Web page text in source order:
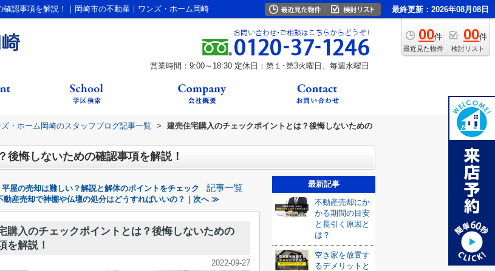
認事項を解説！｜岡崎市の不動産｜ワンズ・ホーム岡崎 最終更新：2026年08月08日
00件
最近見た物件
00件
検討リスト
営業時間：9:00～18:30 定休日：第１･第3火曜日、毎週水曜日
・ホーム岡崎のスタッフブログ記事一覧 >
建売住宅購入のチェックポイントとは？後悔しないための
悔しないための確認事項を解説！
屋の売却は難しい？解説と解体のポイントをチェック 記事一覧
動産売却で神棚や仏壇の処分はどうすればいいの？｜次へ ≫
購入のチェックポイントとは？後悔しないための
を解説！
2022-09-27
最新記事
不動産売却にか
かる期間の目安
と長引く原因と
は？
空き家を放置す
るデメリットと